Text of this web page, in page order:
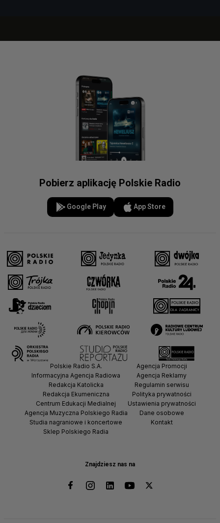
Pobierz aplikację Polskie Radio
Google Play App Store
Znajdziesz nas na
Polskie Radio S.A.
Informacyjna Agencja Radiowa
Redakcja Katolicka
Redakcja Ekumeniczna
Centrum Edukacji Medialnej
Agencja Muzyczna Polskiego Radia
Studia nagraniowe i koncertowe
Sklep Polskiego Radia
Agencja Promocji
Agencja Reklamy
Regulamin serwisu
Polityka prywatności
Ustawienia prywatności
Dane osobowe
Kontakt